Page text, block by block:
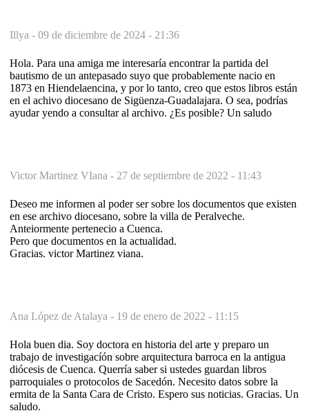
Illya - 09 de diciembre de 2024 - 21:36
Hola. Para una amiga me interesaría encontrar la partida del
bautismo de un antepasado suyo que probablemente nacio en
1873 en Hiendelaencina, y por lo tanto, creo que estos libros están
en el achivo diocesano de Sigüenza-Guadalajara. O sea, podrías
ayudar yendo a consultar al archivo. ¿Es posible? Un saludo
Victor Martinez VIana - 27 de septiembre de 2022 - 11:43
Deseo me informen al poder ser sobre los documentos que existen
en ese archivo diocesano, sobre la villa de Peralveche.
Anteiormente pertenecio a Cuenca.
Pero que documentos en la actualidad.
Gracias. victor Martinez viana.
Ana López de Atalaya - 19 de enero de 2022 - 11:15
Hola buen dia. Soy doctora en historia del arte y preparo un
trabajo de investigacíón sobre arquitectura barroca en la antigua
diócesis de Cuenca. Querría saber si ustedes guardan libros
parroquiales o protocolos de Sacedón. Necesito datos sobre la
ermita de la Santa Cara de Cristo. Espero sus noticias. Gracias. Un
saludo.